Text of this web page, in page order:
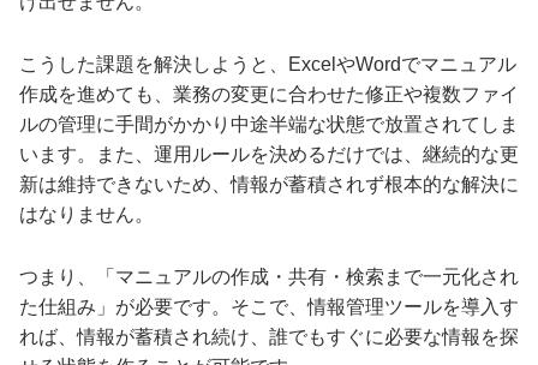
こうした課題を解決しようと、ExcelやWordでマニュアル
作成を進めても、業務の変更に合わせた修正や複数ファイ
ルの管理に手間がかかり中途半端な状態で放置されてしま
います。また、運用ルールを決めるだけでは、継続的な更
新は維持できないため、情報が蓄積されず根本的な解決に
はなりません。
つまり、「マニュアルの作成・共有・検索まで一元化され
た仕組み」が必要です。そこで、情報管理ツールを導入す
れば、情報が蓄積され続け、誰でもすぐに必要な情報を探